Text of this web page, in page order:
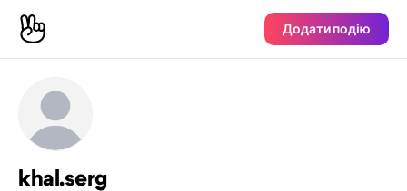
Додати подію
khal.serg